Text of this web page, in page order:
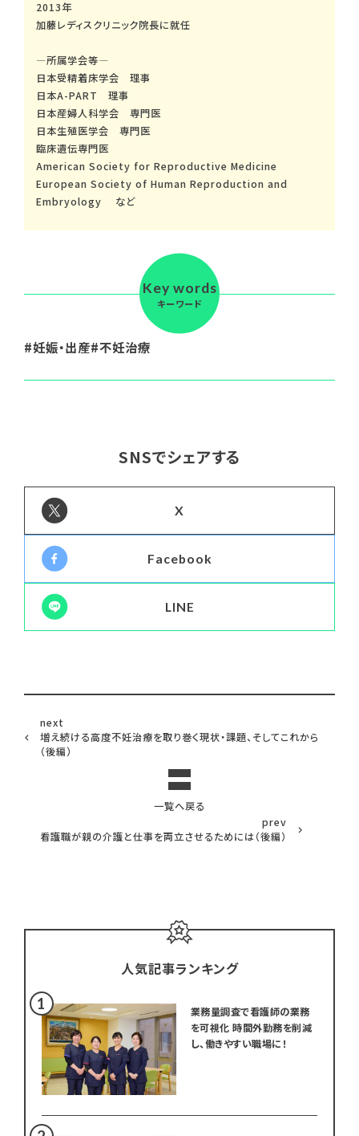
2013年
加藤レディスクリニック院長に就任
―所属学会等―
日本受精着床学会 理事
日本A-PART 理事
日本産婦人科学会 専門医
日本生殖医学会 専門医
臨床遺伝専門医
American Society for Reproductive Medicine
European Society of Human Reproduction and
Embryology など
Key words
キーワード
妊娠・出産 不妊治療
SNSでシェアする
X
Facebook
LINE
next
増え続ける高度不妊治療を取り巻く現状・課題、そしてこれから
（後編）
一覧へ戻る
prev
看護職が親の介護と仕事を両立させるためには（後編）
人気記事ランキング
業務量調査で看護師の業務
を可視化 時間外勤務を削減
し、働きやすい職場に！